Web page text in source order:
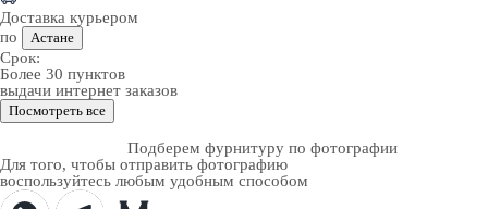
Доставка курьером
по
Астане
Срок:
Более 30 пунктов
выдачи интернет заказов
Посмотреть все
Подберем фурнитуру по фотографии
Для того, чтобы отправить фотографию
воспользуйтесь любым удобным способом